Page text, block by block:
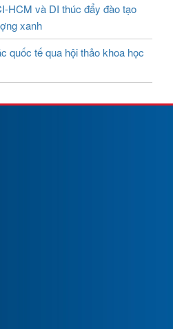
HCM và DI thúc đẩy đào tạo
xanh
quốc tế qua hội thảo khoa học